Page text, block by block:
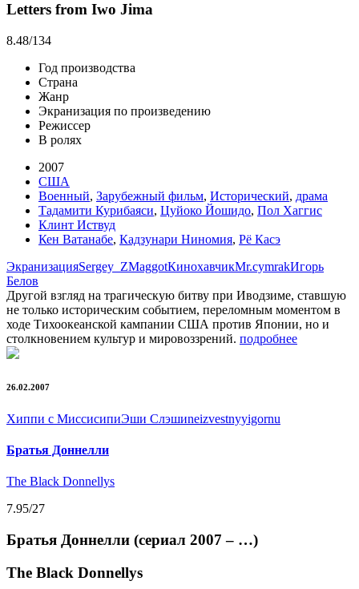
Letters from Iwo Jima
8.48/134
Год производства
Страна
Жанр
Экранизация по произведению
Режиссер
В ролях
2007
США
Военный, Зарубежный фильм, Исторический, драма
Тадамити Курибаяси, Цуйоко Йошидо, Пол Хаггис
Клинт Иствуд
Кен Ватанабе, Кадзунари Ниномия, Рё Касэ
ЭкранизацияSergey_ZMaggotКинохавчикMr.cymrakИгорь
Белов
Другой взгляд на трагическую битву при Иводзиме, ставшую
не только историческим событием, переломным моментом в
ходе Тихоокеанской кампании США против Японии, но и
столкновением культур и мировоззрений. подробнее
26.02.2007
Хиппи с МиссисипиЭши Слэшиneizvestnyyigornu
Братья Доннелли
The Black Donnellys
7.95/27
Братья Доннелли (сериал 2007 – …)
The Black Donnellys